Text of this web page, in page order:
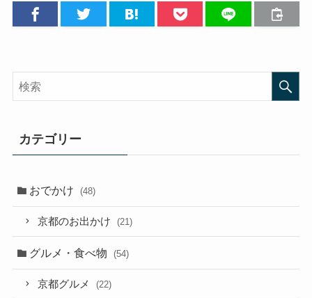
カテゴリー
おでかけ (48)
京都のお出かけ (21)
グルメ・食べ物 (54)
京都グルメ (22)